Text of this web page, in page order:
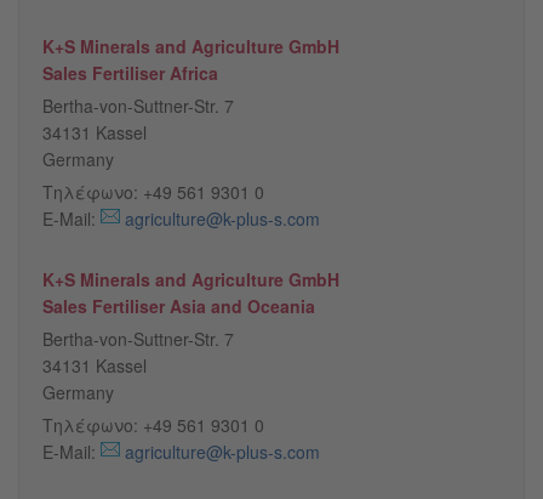
K+S Minerals and Agriculture GmbH
Sales Fertiliser Africa
Bertha-von-Suttner-Str. 7
34131 Kassel
Germany
Τηλέφωνο: +49 561 9301 0
E-Mail:
agriculture@k-plus-s.com
K+S Minerals and Agriculture GmbH
Sales Fertiliser Asia and Oceania
Bertha-von-Suttner-Str. 7
34131 Kassel
Germany
Τηλέφωνο: +49 561 9301 0
E-Mail:
agriculture@k-plus-s.com